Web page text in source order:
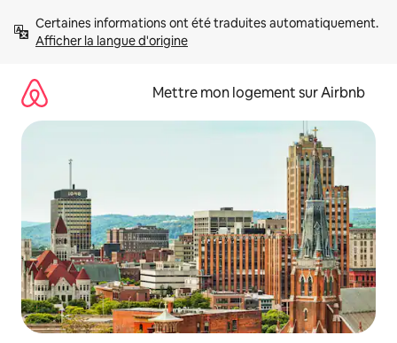
directement
Afficher la langue d'origine
Mettre mon logement sur Airbnb